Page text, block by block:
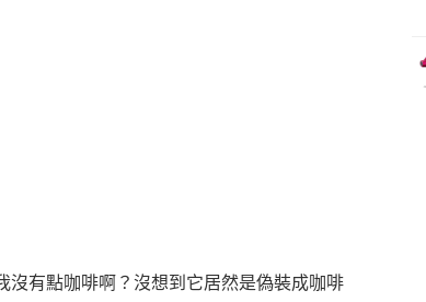
沒有點咖啡啊？沒想到它居然是偽裝成咖啡